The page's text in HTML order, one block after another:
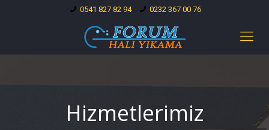
0541 827 82 94 0232 367 00 76
Hizmetlerimiz